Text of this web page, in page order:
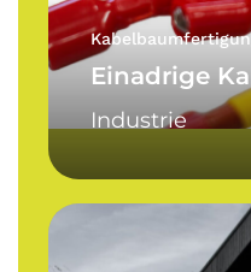
Einadrige
Industrie
Forststation
Deutschnofen